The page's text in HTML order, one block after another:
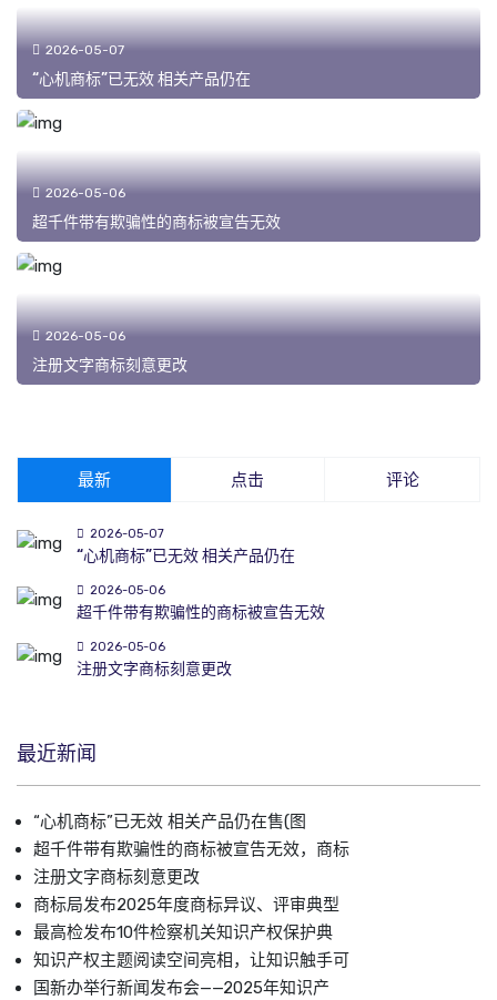
2026-05-07
“心机商标”已无效 相关产品仍在
2026-05-06
超千件带有欺骗性的商标被宣告无效
2026-05-06
注册文字商标刻意更改
最新 点击 评论
2026-05-07
“心机商标”已无效 相关产品仍在
2026-05-06
超千件带有欺骗性的商标被宣告无效
2026-05-06
注册文字商标刻意更改
最近新闻
“心机商标”已无效 相关产品仍在售(图
超千件带有欺骗性的商标被宣告无效，商标
注册文字商标刻意更改
商标局发布2025年度商标异议、评审典型
最高检发布10件检察机关知识产权保护典
知识产权主题阅读空间亮相，让知识触手可
国新办举行新闻发布会——2025年知识产